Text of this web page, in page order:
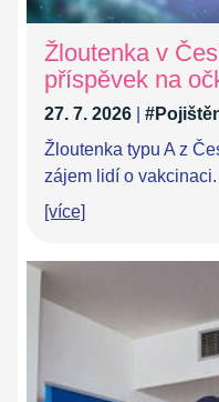
Žloutenka v
příspěvek na
27. 7. 2026
Žloutenka typu A z
zájem lidí o vakcinaci.
[více]